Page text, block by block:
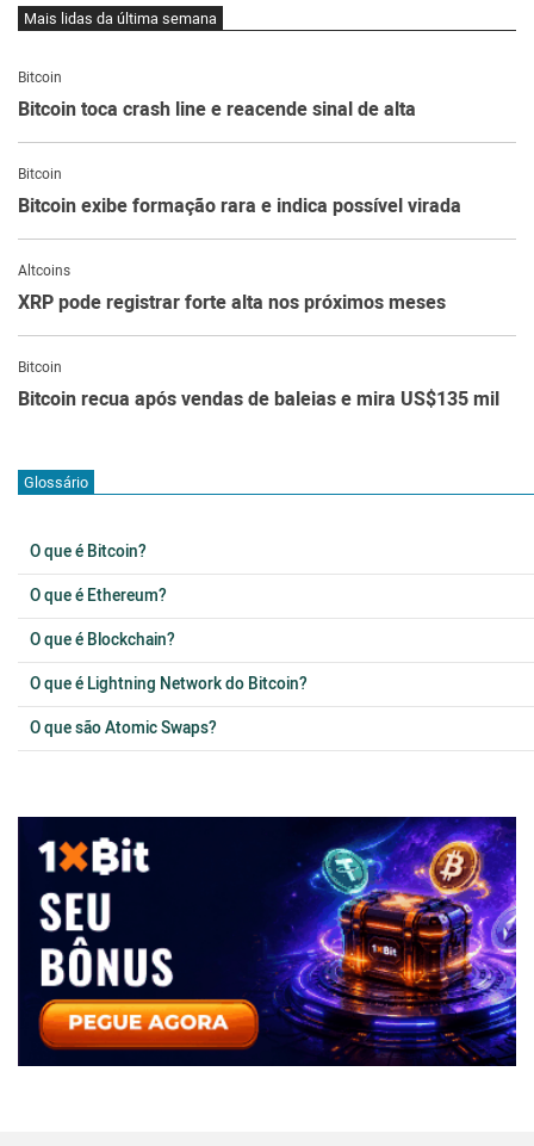
Mais lidas da última semana
Bitcoin
Bitcoin toca crash line e reacende sinal de alta
Bitcoin
Bitcoin exibe formação rara e indica possível virada
Altcoins
XRP pode registrar forte alta nos próximos meses
Bitcoin
Bitcoin recua após vendas de baleias e mira US$135 mil
Glossário
O que é Bitcoin?
O que é Ethereum?
O que é Blockchain?
O que é Lightning Network do Bitcoin?
O que são Atomic Swaps?